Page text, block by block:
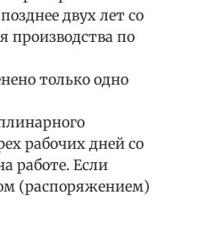
двух лет со
производства по
только одно
рабочих дней со
работе. Если
(распоряжением)